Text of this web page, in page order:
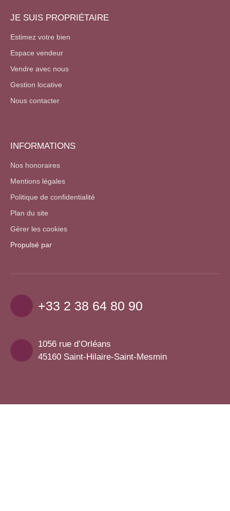
JE SUIS PROPRIÉTAIRE
Estimez votre bien
Espace vendeur
Vendre avec nous
Gestion locative
Nous contacter
INFORMATIONS
Nos honoraires
Mentions légales
Politique de confidentialité
Plan du site
Gérer les cookies
Propulsé par
+33 2 38 64 80 90
1056 rue d’Orléans
45160 Saint-Hilaire-Saint-Mesmin